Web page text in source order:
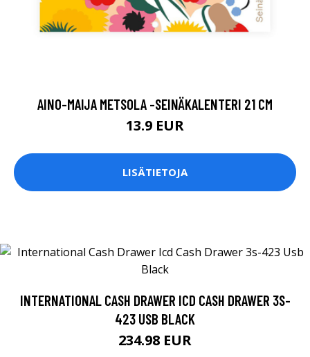
AINO-MAIJA METSOLA -SEINÄKALENTERI 21 CM
13.9 EUR
LISÄTIETOJA
INTERNATIONAL CASH DRAWER ICD CASH DRAWER 3S-
423 USB BLACK
234.98 EUR